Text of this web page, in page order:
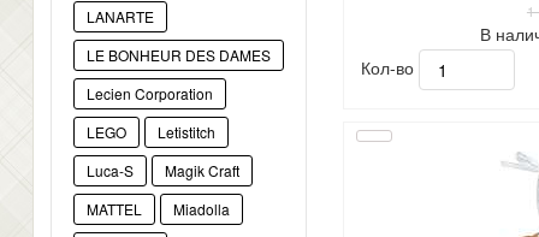
LANARTE
LE BONHEUR DES DAMES
Lecien Corporation
LEGO
Letistitch
Luca-S
Magik Craft
MATTEL
Miadolla
1
В
Кол-во